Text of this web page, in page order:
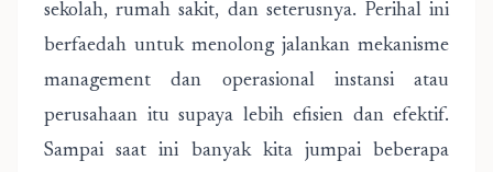
sekolah, rumah sakit, dan seterusnya. Perihal ini
berfaedah untuk menolong jalankan mekanisme
management dan operasional instansi atau
perusahaan itu supaya lebih efisien dan efektif.
Sampai saat ini banyak kita jumpai beberapa